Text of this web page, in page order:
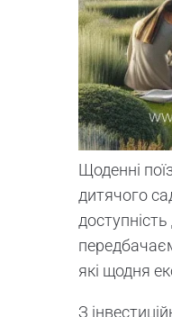
Щоденні
дитячого
які щодня
З